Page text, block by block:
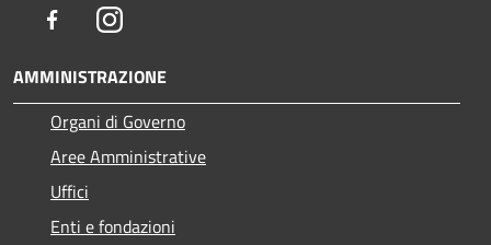
FacebookInstagram
AMMINISTRAZIONE
Organi di Governo
Aree Amministrative
Uffici
Enti e fondazioni